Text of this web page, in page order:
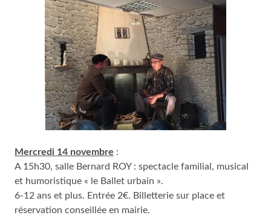
Mercredi 14 novembre :
A 15h30, salle Bernard ROY : spectacle familial, musical
et humoristique « le Ballet urbain ».
6-12 ans et plus. Entrée 2€. Billetterie sur place et
réservation conseillée en mairie.